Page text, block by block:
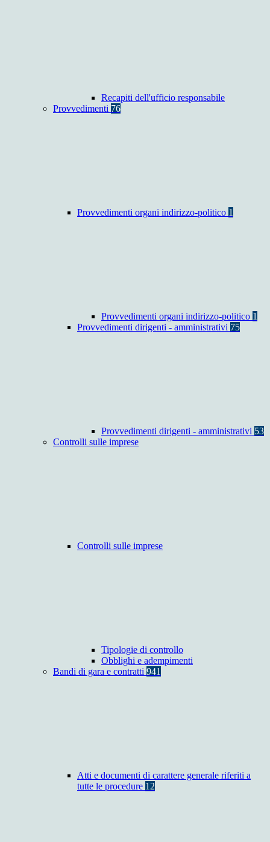
Recapiti dell'ufficio responsabile
Provvedimenti 76
Provvedimenti organi indirizzo-politico 1
Provvedimenti organi indirizzo-politico 1
Provvedimenti dirigenti - amministrativi 75
Provvedimenti dirigenti - amministrativi 53
Controlli sulle imprese
Controlli sulle imprese
Tipologie di controllo
Obblighi e adempimenti
Bandi di gara e contratti 941
Atti e documenti di carattere generale riferiti a
tutte le procedure 12